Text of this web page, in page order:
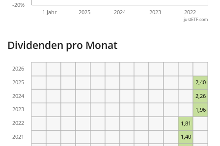
1 Jahr 2025 2024 2023 2022
-20%
justETF.com
Dividenden pro Monat
1,40
1,81
1,96
2,26
2,40
2021
2022
2023
2024
2025
2026